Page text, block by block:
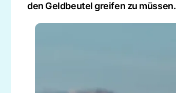
den Geldbeutel greifen zu müssen.